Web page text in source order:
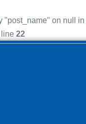
"post_name" on null in
22